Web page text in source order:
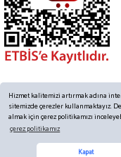
Hizmet kalitemizi artırmak adına
sitemizde çerezler kullanmaktayız.
almak için çerez politikamızı
çerez politikamız
Kapat
Online Destek
© Tüm hakları saklıdır. Kredi